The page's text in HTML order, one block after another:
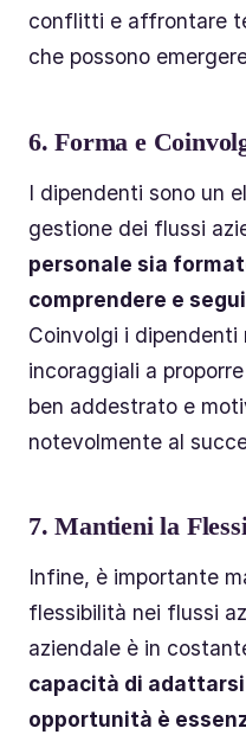
conflitti e affrontare
che possono
6.Forma e
I dipendenti sono un
gestione dei flussi
personale sia
comprendere e
Coinvolgi i dipendenti
incoraggiali a
ben addestrato e
notevolmente al
7.Mantieni la
Infine, è importante
flessibilità nei flussi
aziendale è in
capacità di
opportunità è